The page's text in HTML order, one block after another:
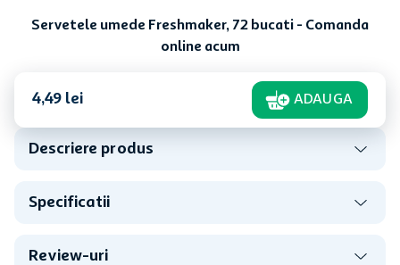
Servetele umede Freshmaker, 72 bucati - Comanda
online acum
4,49 lei ADAUGA
Descriere produs
Specificatii
Review-uri